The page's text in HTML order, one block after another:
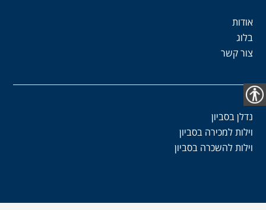
אודות
בלוג
צור קשר
נדלן בסביון
וילות למכירה בסביון
וילות להשכרה בסביון